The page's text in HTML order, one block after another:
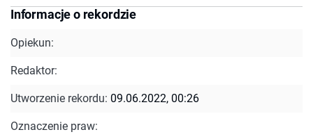
Informacje o rekordzie
Opiekun:
Redaktor:
Utworzenie rekordu: 09.06.2022, 00:26
Oznaczenie praw: